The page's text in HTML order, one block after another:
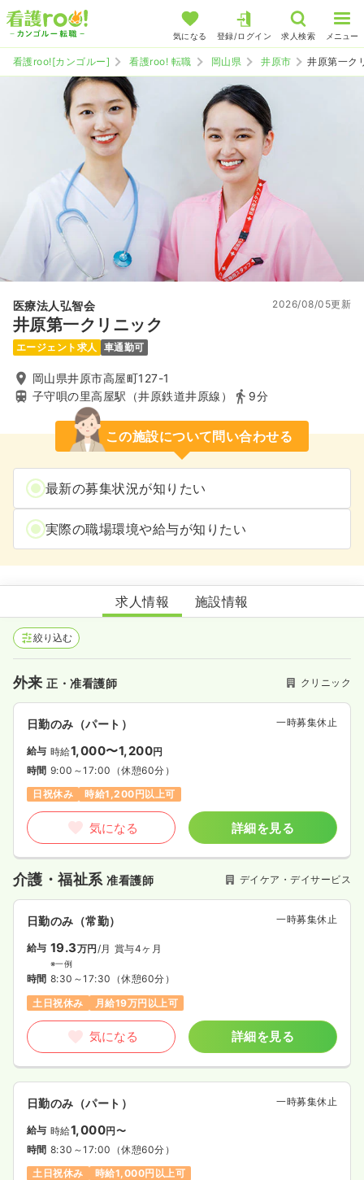
気になる 登録/ログイン 求人検索 メニュー
看護roo![カンゴルー] 看護roo! 転職 岡山県 井原市 井原第一ク
医療法人弘智会
井原第一クリニック
2026/08/05更新
エージェント求人 車通勤可
岡山県井原市高屋町127-1
子守唄の里高屋駅（井原鉄道井原線）
9分
この施設について問い合わせる
最新の募集状況が知りたい
実際の職場環境や給与が知りたい
井原第一クリニック
求人情報 施設情報
絞り込む
外来正・准看護師 クリニック
日勤のみ（パート） 一時募集休止
給与 時給1,000〜1,200円
時間 9:00～17:00 （休憩60分）
日祝休み
時給1,200円以上可
気になる 詳細を見る
介護・福祉系准看護師 デイケア・デイサービス
日勤のみ（常勤） 一時募集休止
給与 19.3万円/月 賞与4ヶ月
※一例
時間 8:30～17:30 （休憩60分）
土日祝休み
月給19万円以上可
気になる 詳細を見る
日勤のみ（パート） 一時募集休止
給与 時給1,000円〜
時間 8:30～17:00 （休憩60分）
土日祝休み
時給1,000円以上可